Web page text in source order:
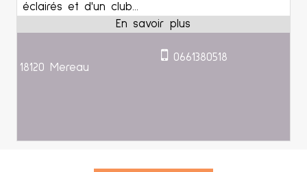
éclairés et d'un club...
18120 Mereau
0661380518